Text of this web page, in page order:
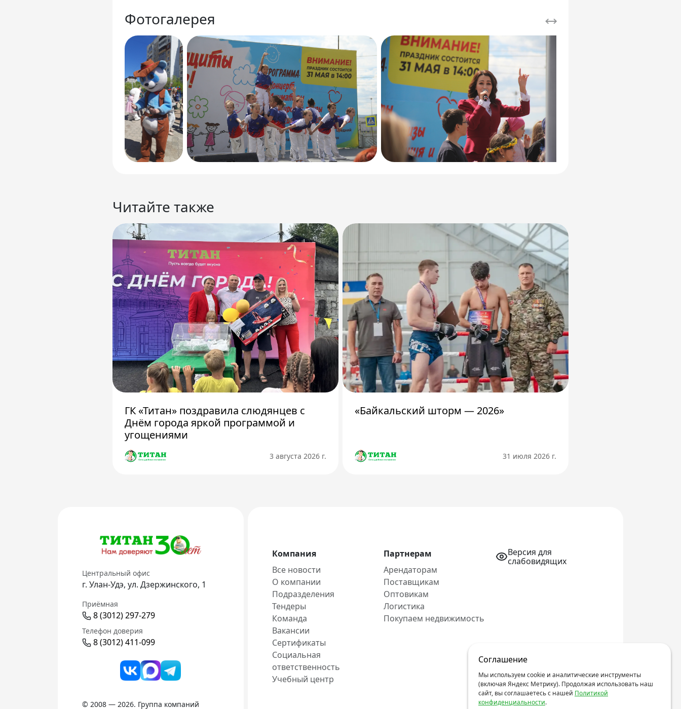
Фотогалерея
Читайте также
ГК «Титан» поздравила слюдянцев с
Днём города яркой программой и
угощениями
3 августа 2026 г.
«Байкальский шторм — 2026»
31 июля 2026 г.
Соглашение
Мы используем cookie и аналитические инструменты
(включая Яндекс Метрику). Продолжая использовать наш
сайт, вы соглашаетесь с нашей Политикой
конфиденциальности.
Центральный офис
г. Улан-Удэ, ул. Дзержинского, 1
Приёмная
8 (3012) 297-279
Телефон доверия
8 (3012) 411-099
© 2008 — 2026. Группа компаний
Компания
Все новости
О компании
Подразделения
Тендеры
Команда
Вакансии
Сертификаты
Социальная
ответственность
Учебный центр
Партнерам
Арендаторам
Поставщикам
Оптовикам
Логистика
Покупаем недвижимость
Версия для
слабовидящих